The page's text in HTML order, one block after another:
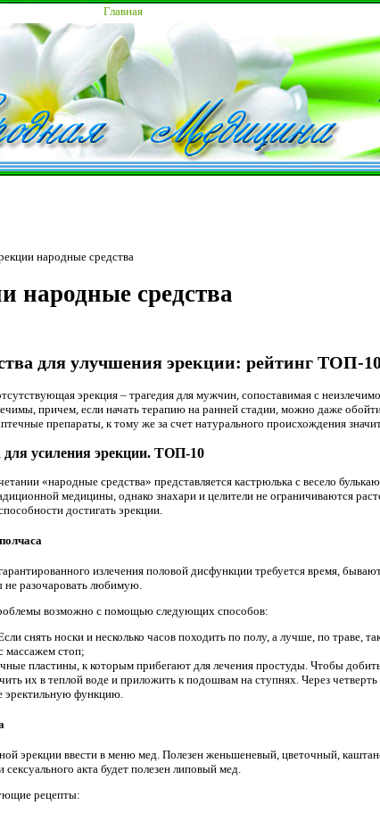
Главная
народные средства
народные средства
для улучшения эрекции: рейтинг ТОП-
эрекция – трагедия для мужчин, сопоставимая с
причем, если начать терапию на ранней стадии, можно даже
препараты, к тому же за счет натурального происхождения
для усиления эрекции. ТОП-10
«народные средства» представляется кастрюлька с весело
медицины, однако знахари и целители не ограничиваются
достигать эрекции.
излечения половой дисфункции требуется время,
не разочаровать любимую.
возможно с помощью следующих способов:
снять носки и несколько часов походить по полу, а лучше, по траве,
массажем стоп;
пластины, к которым прибегают для лечения простуды. Чтобы
их в теплой воде и приложить к подошвам на ступнях. Через
эректильную функцию.
эрекции ввести в меню мед. Полезен женьшеневый, цветочный,
сексуального акта будет полезен липовый мед.
рецепты: